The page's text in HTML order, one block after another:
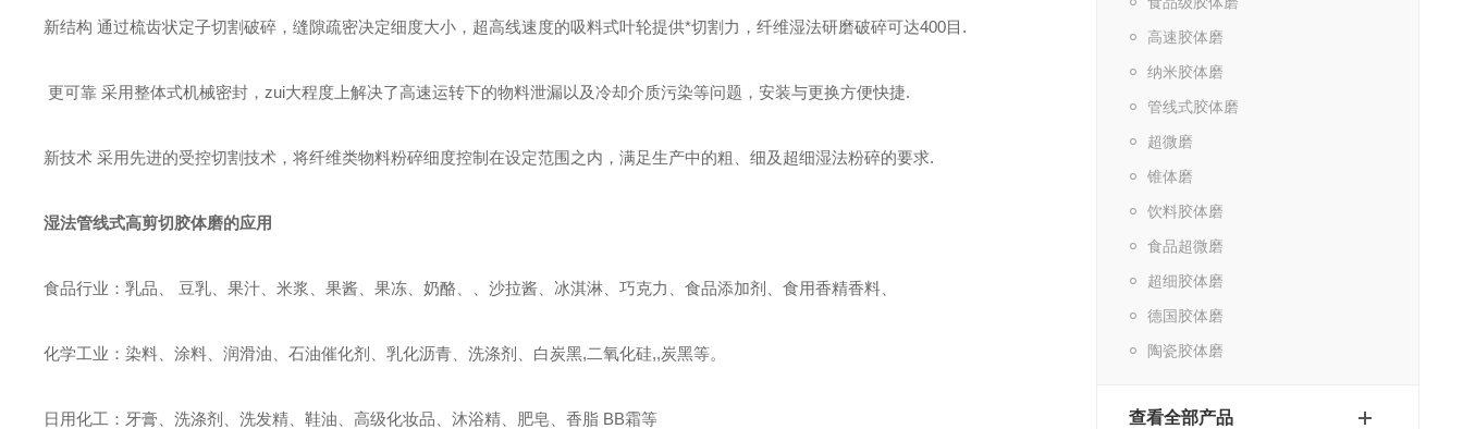
高速胶体磨
纳米胶体磨
管线式胶体磨
超微磨
锥体磨
饮料胶体磨
食品超微磨
超细胶体磨
德国胶体磨
陶瓷胶体磨
查看全部产品
新结构 通过梳齿状定子切割破碎，缝隙疏密决定细度大小，超高线速度的吸料式叶轮提供*切割力，纤维湿法研磨破碎可达400目.
更可靠 采用整体式机械密封，zui大程度上解决了高速运转下的物料泄漏以及冷却介质污染等问题，安装与更换方便快捷.
新技术 采用先进的受控切割技术，将纤维类物料粉碎细度控制在设定范围之内，满足生产中的粗、细及超细湿法粉碎的要求.
湿法管线式高剪切胶体磨的应用
食品行业：乳品、 豆乳、果汁、米浆、果酱、果冻、奶酪、、沙拉酱、冰淇淋、巧克力、食品添加剂、食用香精香料、
化学工业：染料、涂料、润滑油、石油催化剂、乳化沥青、洗涤剂、白炭黑,二氧化硅,,炭黑等。
日用化工：牙膏、洗涤剂、洗发精、鞋油、高级化妆品、沐浴精、肥皂、香脂 BB霜等